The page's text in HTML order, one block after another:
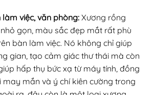
việc, văn phòng:Xương rồng
gọn, màu sắc đẹp mắt rất phù
bàn làm việc. Nó không chỉ giúp
gian, tạo cảm giác thư thái mà còn
hấp thụ bức xạ từ máy tính, đồng
may mắn và ý chí kiên cường trong